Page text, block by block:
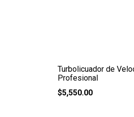
Turbolicuador de
Profesional
$5,550.00